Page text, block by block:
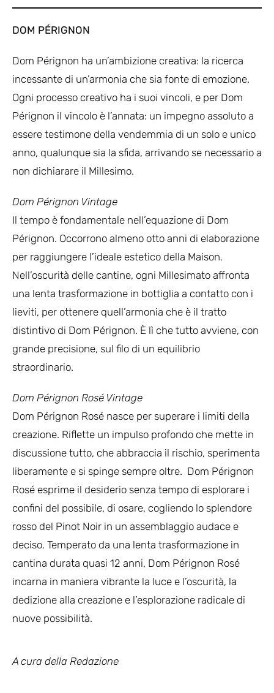
DOM PÉRIGNON
Dom Pérignon ha un’ambizione creativa: la ricerca
incessante di un’armonia che sia fonte di emozione.
Ogni processo creativo ha i suoi vincoli, e per Dom
Pérignon il vincolo è l’annata: un impegno assoluto a
essere testimone della vendemmia di un solo e unico
anno, qualunque sia la sfida, arrivando se necessario a
non dichiarare il Millesimo.
Dom Pérignon Vintage
Il tempo è fondamentale nell’equazione di Dom
Pérignon. Occorrono almeno otto anni di elaborazione
per raggiungere l’ideale estetico della Maison.
Nell’oscurità delle cantine, ogni Millesimato affronta
una lenta trasformazione in bottiglia a contatto con i
lieviti, per ottenere quell’armonia che è il tratto
distintivo di Dom Pérignon. È lì che tutto avviene, con
grande precisione, sul filo di un equilibrio
straordinario.
Dom Pérignon Rosé Vintage
Dom Pérignon Rosé nasce per superare i limiti della
creazione. Riflette un impulso profondo che mette in
discussione tutto, che abbraccia il rischio, sperimenta
liberamente e si spinge sempre oltre. Dom Pérignon
Rosé esprime il desiderio senza tempo di esplorare i
confini del possibile, di osare, cogliendo lo splendore
rosso del Pinot Noir in un assemblaggio audace e
deciso. Temperato da una lenta trasformazione in
cantina durata quasi 12 anni, Dom Pérignon Rosé
incarna in maniera vibrante la luce e l’oscurità, la
dedizione alla creazione e l’esplorazione radicale di
nuove possibilità.
A cura della Redazione